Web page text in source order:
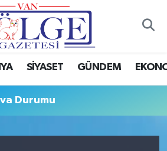
SİYASET GÜNDEM
Durumu
Fikstür